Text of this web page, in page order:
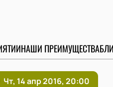
НАШИ ПРЕИМУЩЕСТВА